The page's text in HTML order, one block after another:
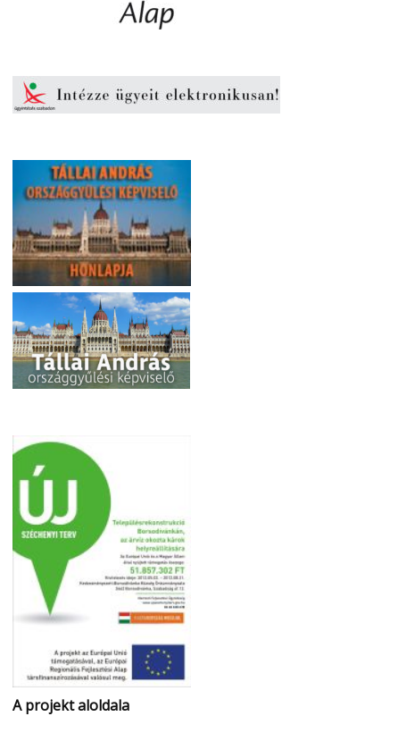
A projekt aloldala